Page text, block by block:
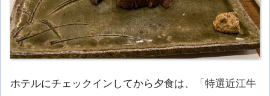
ホテルにチェックインしてから夕食は、「特選近江牛